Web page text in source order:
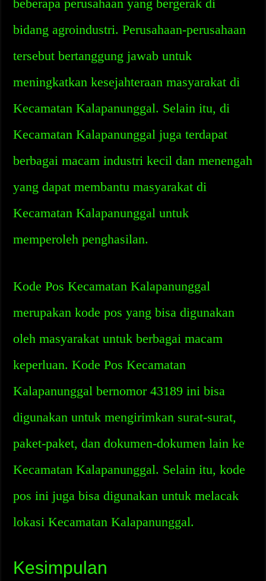
beberapa perusahaan yang bergerak di
bidang agroindustri. Perusahaan-perusahaan
tersebut bertanggung jawab untuk
meningkatkan kesejahteraan masyarakat di
Kecamatan Kalapanunggal. Selain itu, di
Kecamatan Kalapanunggal juga terdapat
berbagai macam industri kecil dan menengah
yang dapat membantu masyarakat di
Kecamatan Kalapanunggal untuk
memperoleh penghasilan.
Kode Pos Kecamatan Kalapanunggal
merupakan kode pos yang bisa digunakan
oleh masyarakat untuk berbagai macam
keperluan. Kode Pos Kecamatan
Kalapanunggal bernomor 43189 ini bisa
digunakan untuk mengirimkan surat-surat,
paket-paket, dan dokumen-dokumen lain ke
Kecamatan Kalapanunggal. Selain itu, kode
pos ini juga bisa digunakan untuk melacak
lokasi Kecamatan Kalapanunggal.
Kesimpulan